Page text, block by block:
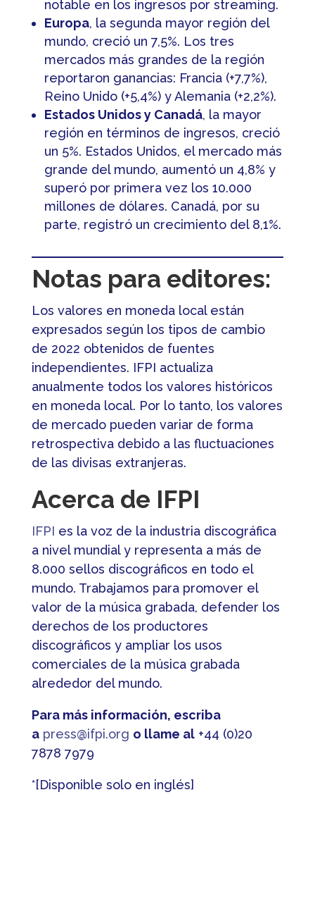
notable en los ingresos por streaming.
Europa, la segunda mayor región del
mundo, creció un 7,5%. Los tres
mercados más grandes de la región
reportaron ganancias: Francia (+7,7%),
Reino Unido (+5,4%) y Alemania (+2,2%).
Estados Unidos y Canadá, la mayor
región en términos de ingresos, creció
un 5%. Estados Unidos, el mercado más
grande del mundo, aumentó un 4,8% y
superó por primera vez los 10.000
millones de dólares. Canadá, por su
parte, registró un crecimiento del 8,1%.
Notas para editores:
Los valores en moneda local están
expresados según los tipos de cambio
de 2022 obtenidos de fuentes
independientes. IFPI actualiza
anualmente todos los valores históricos
en moneda local. Por lo tanto, los valores
de mercado pueden variar de forma
retrospectiva debido a las fluctuaciones
de las divisas extranjeras.
Acerca de IFPI
IFPI es la voz de la industria discográfica
a nivel mundial y representa a más de
8.000 sellos discográficos en todo el
mundo. Trabajamos para promover el
valor de la música grabada, defender los
derechos de los productores
discográficos y ampliar los usos
comerciales de la música grabada
alrededor del mundo.
Para más información, escriba
a press@ifpi.org o llame al+44 (0)20
7878 7979
*[Disponible solo en inglés]